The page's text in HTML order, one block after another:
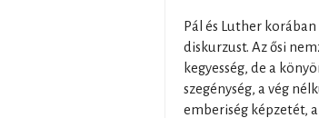
Pál és Luther
diskurzust. Az ősi
kegyesség, de a
szegénység, a vég
emberiség képzetét,